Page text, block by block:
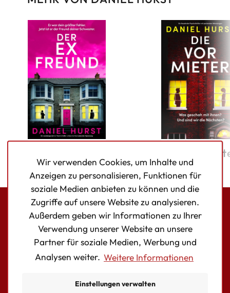
Die
FacebookInstagram
Twitter
AUTOR:INNEN
Wir verwenden Cookies, um Inhalte und
Anzeigen zu personalisieren, Funktionen für
soziale Medien anbieten zu können und die
Zugriffe auf unsere Website zu analysieren.
Außerdem geben wir Informationen zu Ihrer
Verwendung unserer Website an unsere
Partner für soziale Medien, Werbung und
Analysen weiter. Weitere Informationen
Einstellungen verwalten